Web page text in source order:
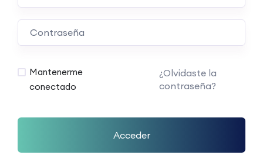
Mantenerme
conectado
¿Olvidaste la
contraseña?
Acceder